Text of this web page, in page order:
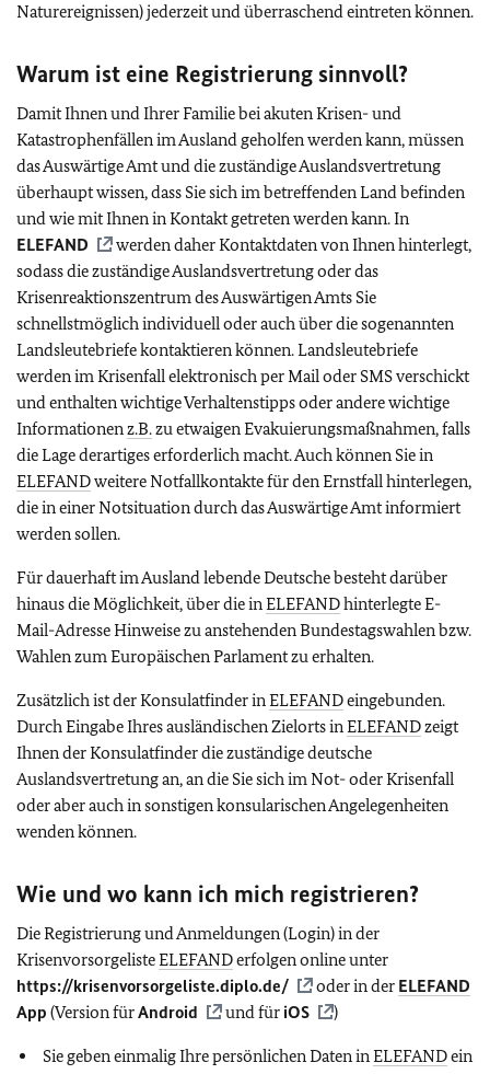
Naturereignissen) jederzeit und überraschend eintreten können.
Warum ist eine Registrierung sinnvoll?
Damit Ihnen und Ihrer Familie bei akuten Krisen- und
Katastrophenfällen im Ausland geholfen werden kann, müssen
das Auswärtige Amt und die zuständige Auslandsvertretung
überhaupt wissen, dass Sie sich im betreffenden Land befinden
und wie mit Ihnen in Kontakt getreten werden kann. In
ELEFAND
werden daher Kontaktdaten von Ihnen hinterlegt,
sodass die zuständige Auslandsvertretung oder das
Krisenreaktionszentrum des Auswärtigen Amts Sie
schnellstmöglich individuell oder auch über die sogenannten
Landsleutebriefe kontaktieren können. Landsleutebriefe
werden im Krisenfall elektronisch per Mail oder SMS verschickt
und enthalten wichtige Verhaltenstipps oder andere wichtige
Informationenz.B.zu etwaigen Evakuierungsmaßnahmen, falls
die Lage derartiges erforderlich macht. Auch können Sie in
ELEFANDweitere Notfallkontakte für den Ernstfall hinterlegen,
die in einer Notsituation durch das Auswärtige Amt informiert
werden sollen.
Für dauerhaft im Ausland lebende Deutsche besteht darüber
hinaus die Möglichkeit, über die inELEFANDhinterlegte E-
Mail-Adresse Hinweise zu anstehenden Bundestagswahlen bzw.
Wahlen zum Europäischen Parlament zu erhalten.
Zusätzlich ist der Konsulatfinder inELEFANDeingebunden.
Durch Eingabe Ihres ausländischen Zielorts inELEFANDzeigt
Ihnen der Konsulatfinder die zuständige deutsche
Auslandsvertretung an, an die Sie sich im Not- oder Krisenfall
oder aber auch in sonstigen konsularischen Angelegenheiten
wenden können.
Wie und wo kann ich mich registrieren?
Die Registrierung und Anmeldungen (Login) in der
KrisenvorsorgelisteELEFANDerfolgen online unter
https://krisenvorsorgeliste.diplo.de/
oder in der ELEFAND
App (Version fürAndroid und für iOS )
Sie geben einmalig Ihre persönlichen Daten inELEFANDein